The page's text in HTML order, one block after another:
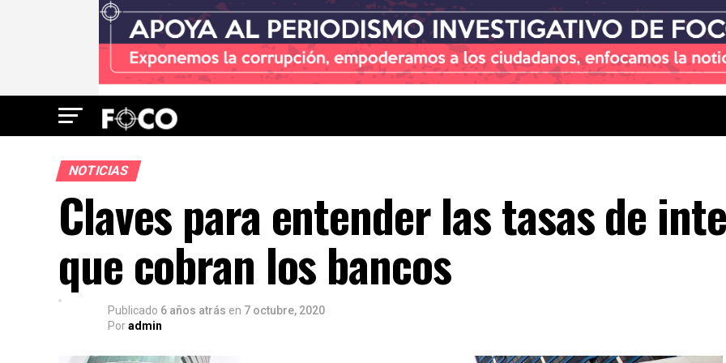
NOTICIAS
Claves para entender las tasas de
que cobran los bancos
Publicado 6 años atrás en 7 octubre, 2020
Poradmin